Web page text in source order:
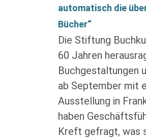
automatisch die
Bücher“
Die Stiftung
60 Jahren
Buchgestaltungen
ab September mit
Ausstellung in
haben
Kreft gefragt, was